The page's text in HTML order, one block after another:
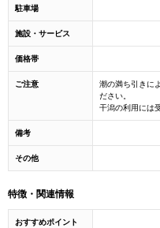
駐車場
施設・サービス
価格帯
ご注意
潮の満ち引きに
ださい。
干潟の利用には
備考
その他
特徴・関連情報
おすすめポイント